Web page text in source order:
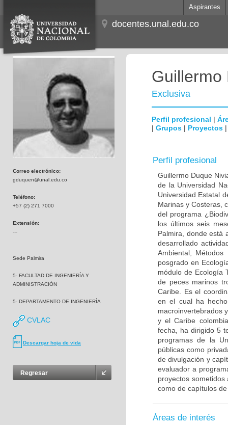
Aspirantes
docentes.unal.edu.co
Correo electrónico:
gduquen@unal.edu.co
Teléfono:
+57 (2) 271 7000
Extensión:
---
Sede Palmira
5- FACULTAD DE INGENIERÍA Y
ADMINISTRACIÓN
5- DEPARTAMENTO DE INGENIERÍA
CVLAC
Descargar hoja de vida
Regresar
Guillermo
Exclusiva
Perfil profesional |
| Grupos | Proyectos
Perfil profesional
Guillermo Duque
de la Universidad
Universidad Estatal
Marinas y Costeras,
del programa
los últimos seis
Palmira, donde está
desarrollado
Ambiental,
posgrado en
módulo de Ecología
de peces marinos
Caribe. Es el
en el cual ha
macroinvertebrados
y el Caribe
fecha, ha dirigido 5
programas de la
públicas como
de divulgación y
evaluador a
proyectos
como de capítulos
Áreas de interés